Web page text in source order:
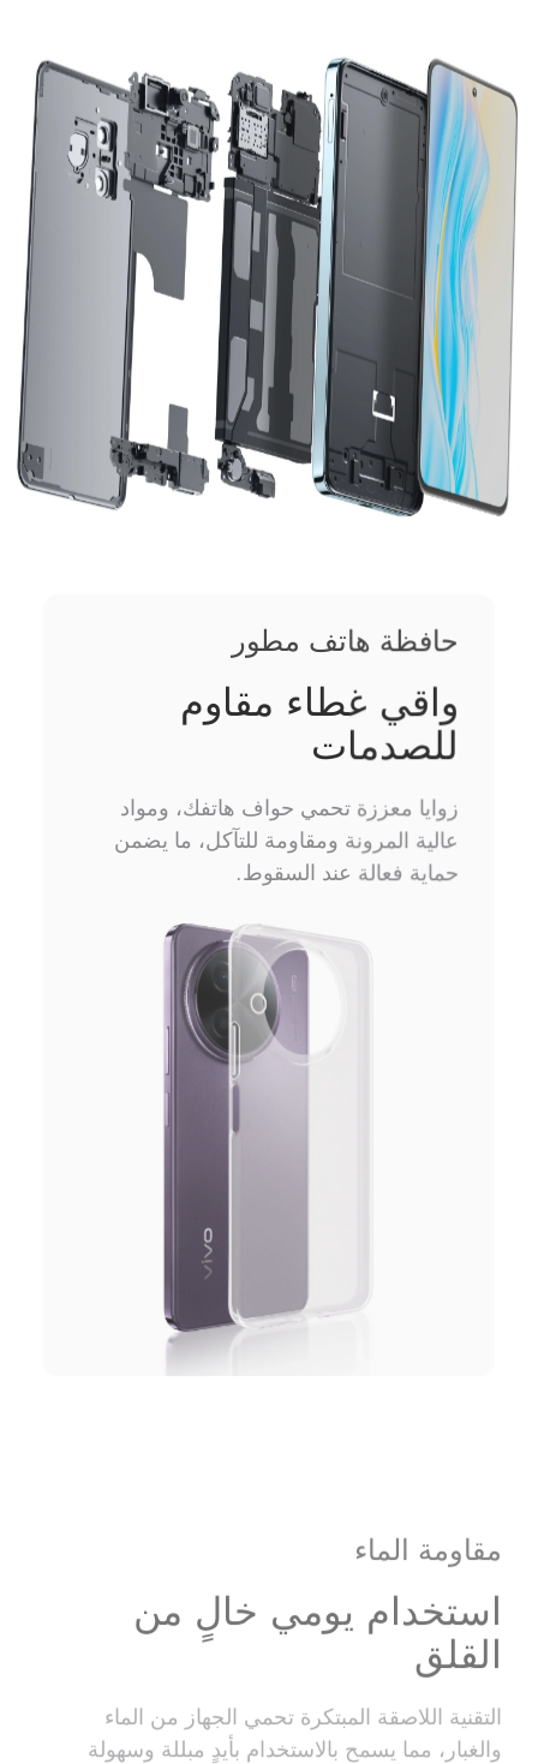
حافظة هاتف مطور
واقي غطاء مقاوم
للصدمات
زوايا معززة تحمي حواف هاتفك، ومواد
عالية المرونة ومقاومة للتآكل، ما يضمن
حماية فعالة عند السقوط.
مقاومة الماء
استخدام يومي خالٍ من
القلق
التقنية اللاصقة المبتكرة تحمي الجهاز من الماء
والغبار، مما يسمح بالاستخدام بأيدٍ مبللة وسهولة